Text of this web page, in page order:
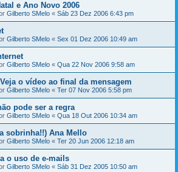
e Ano Novo 2006
Gilberto SMelo « Sáb 23 Dez 2006 6:43 pm
Gilberto SMelo « Sex 01 Dez 2006 10:49 am
Gilberto SMelo « Qua 22 Nov 2006 9:58 am
o vídeo ao final da mensagem
Gilberto SMelo « Ter 07 Nov 2006 5:58 pm
pode ser a regra
Gilberto SMelo « Qua 18 Out 2006 10:34 am
sobrinha!!) Ana Mello
Gilberto SMelo « Ter 20 Jun 2006 12:18 am
o uso de e-mails
Gilberto SMelo « Sáb 31 Dez 2005 10:50 am